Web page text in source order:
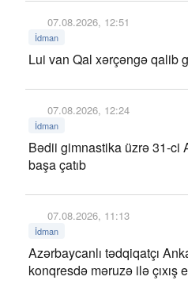
07.08.2026, 12:51
İdman
Lui van Qal xərçəngə qalib
07.08.2026, 12:24
İdman
Bədii gimnastika üzrə 31-ci
başa çatıb
07.08.2026, 11:13
İdman
Azərbaycanlı tədqiqatçı
konqresdə məruzə ilə çıxış